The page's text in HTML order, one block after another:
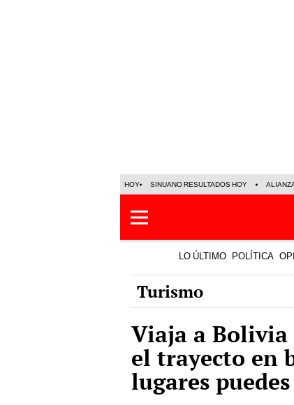
HOY SINUANO RESULTADOS HOY
LO ÚLTIMO POLÍTICA
Turismo
Viaja a Bolivia
el trayecto en
lugares